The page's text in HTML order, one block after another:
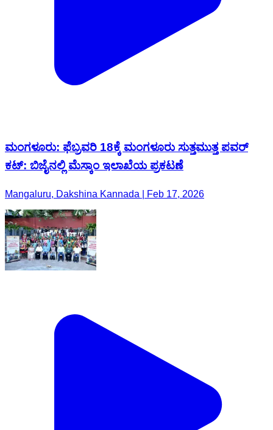
ಮಂಗಳೂರು: ಫೆಬ್ರವರಿ 18ಕ್ಕೆ ಮಂಗಳೂರು ಸುತ್ತಮುತ್ತ ಪವರ್
ಕಟ್: ಬಿಜೈನಲ್ಲಿ ಮೆಸ್ಕಾಂ‌ ಇಲಾಖೆಯ ಪ್ರಕಟಣೆ
Mangaluru, Dakshina Kannada | Feb 17, 2026